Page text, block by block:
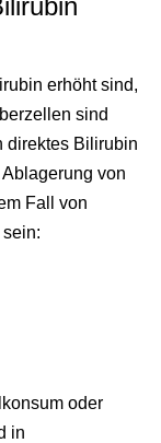
erhöht sind,
sind
direktes Bilirubin
von
Fall von
oder
in